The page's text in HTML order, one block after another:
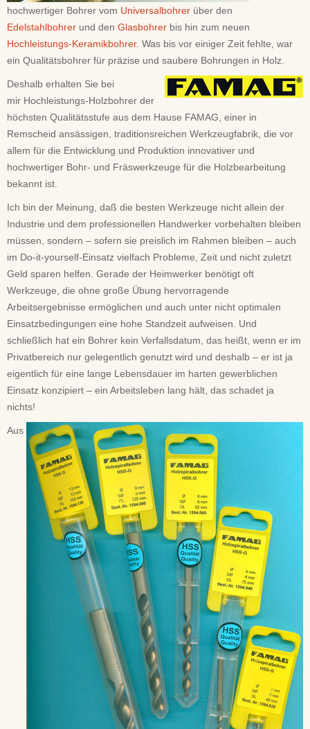
hochwertiger Bohrer vom Universalbohrer über den
Edelstahlbohrer und den Glasbohrer bis hin zum neuen
Hochleistungs-Keramikbohrer. Was bis vor einiger Zeit fehlte, war
ein Qualitätsbohrer für präzise und saubere Bohrungen in Holz.
Deshalb erhalten Sie bei
mir Hochleistungs-Holzbohrer der
höchsten Qualitätsstufe aus dem Hause FAMAG, einer in
Remscheid ansässigen, traditionsreichen Werkzeugfabrik, die vor
allem für die Entwicklung und Produktion innovativer und
hochwertiger Bohr- und Fräswerkzeuge für die Holzbearbeitung
bekannt ist.
Ich bin der Meinung, daß die besten Werkzeuge nicht allein der
Industrie und dem professionellen Handwerker vorbehalten bleiben
müssen, sondern – sofern sie preislich im Rahmen bleiben – auch
im Do-it-yourself-Einsatz vielfach Probleme, Zeit und nicht zuletzt
Geld sparen helfen. Gerade der Heimwerker benötigt oft
Werkzeuge, die ohne große Übung hervorragende
Arbeitsergebnisse ermöglichen und auch unter nicht optimalen
Einsatzbedingungen eine hohe Standzeit aufweisen. Und
schließlich hat ein Bohrer kein Verfallsdatum, das heißt, wenn er im
Privatbereich nur gelegentlich genutzt wird und deshalb – er ist ja
eigentlich für eine lange Lebensdauer im harten gewerblichen
Einsatz konzipiert – ein Arbeitsleben lang hält, das schadet ja
nichts!
Aus